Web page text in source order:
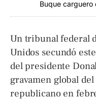
Buque carguero
Un tribunal federal
Unidos secundó
del presidente
gravamen global
republicano en